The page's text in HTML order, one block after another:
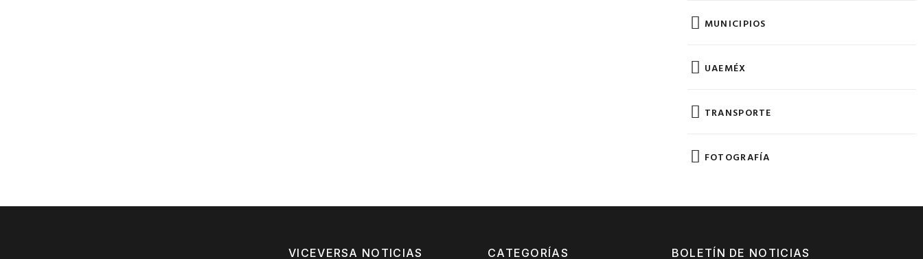
MUNICIPIOS
UAEMÉX
TRANSPORTE
FOTOGRAFÍA
VICEVERSA NOTICIAS CATEGORÍAS BOLETÍN DE NOTICIAS